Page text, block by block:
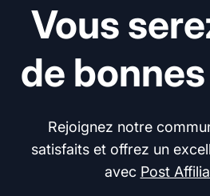
Vous
de
Rejoignez notre
satisfaits et offrez un
avec Post